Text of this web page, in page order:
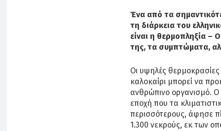
Ένα από τα
τη διάρκεια του
είναι η θερμοπληξία –
της, τα συμπτώματα,
Οι υψηλές
καλοκαίρι μπορεί να
ανθρώπινο οργανισμό. Ο
εποχή που τα
περισσότερους, άφησε
1.300 νεκρούς, εκ των